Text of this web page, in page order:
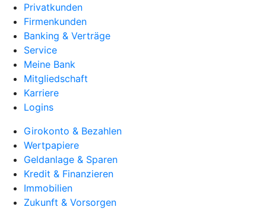
Privatkunden
Firmenkunden
Banking & Verträge
Service
Meine Bank
Mitgliedschaft
Karriere
Logins
Girokonto & Bezahlen
Wertpapiere
Geldanlage & Sparen
Kredit & Finanzieren
Immobilien
Zukunft & Vorsorgen